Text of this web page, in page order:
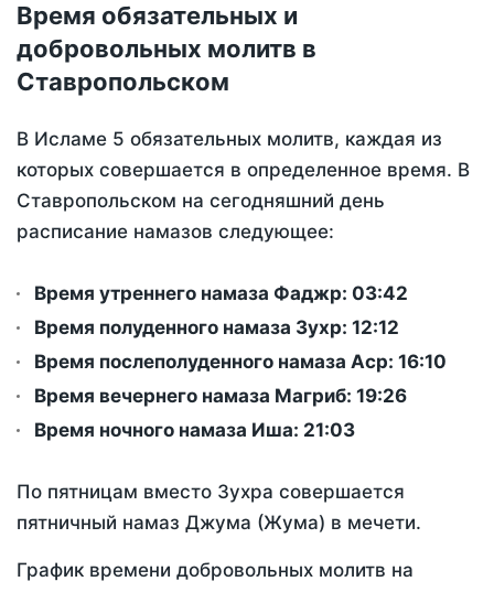
Время обязательных и
добровольных молитв в
Ставропольском
В Исламе 5 обязательных молитв, каждая из
которых совершается в определенное время. В
Ставропольском на сегодняшний день
расписание намазов следующее:
Время утреннего намаза Фаджр: 03:42
Время полуденного намаза Зухр: 12:12
Время послеполуденного намаза Аср: 16:10
Время вечернего намаза Магриб: 19:26
Время ночного намаза Иша: 21:03
По пятницам вместо Зухра совершается
пятничный намаз Джума (Жума) в мечети.
График времени добровольных молитв на